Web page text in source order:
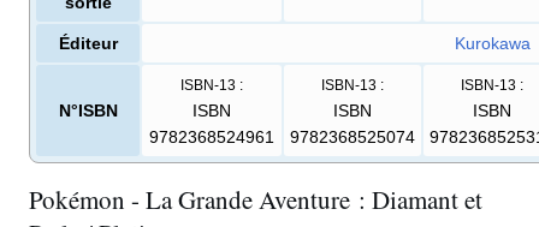
Éditeur Kurokawa
N°ISBN
ISBN-13 :
ISBN
9782368524961
ISBN-13 :
ISBN
9782368525074
ISBN-13 :
ISBN
Pokémon - La Grande Aventure : Diamant et